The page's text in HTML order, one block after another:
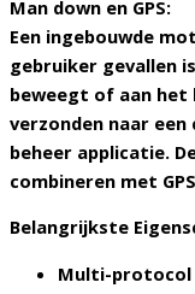
Man down en GPS:
Een ingebouwde
gebruiker gevallen
beweegt of aan het
verzonden naar
beheer applicatie.
combineren met
Belangrijkste
Multi-protocol